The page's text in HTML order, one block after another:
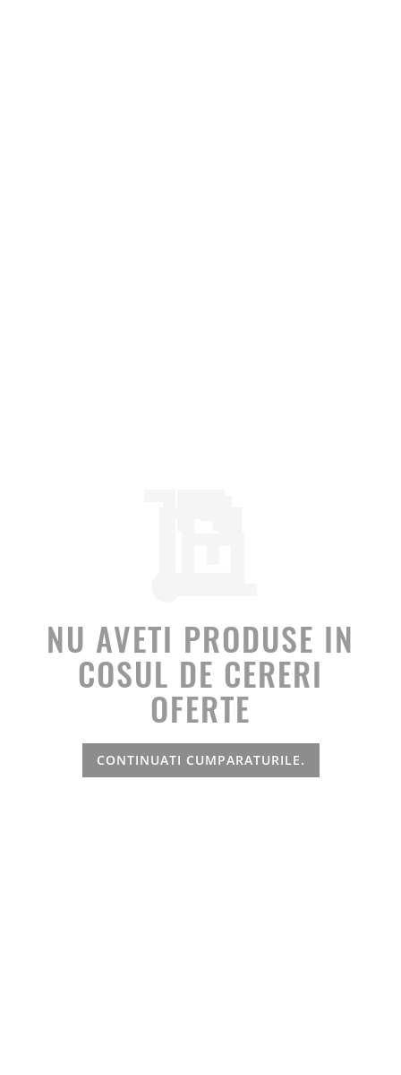
NU AVETI PRODUSE IN
COSUL DE CERERI
OFERTE
CONTINUATI CUMPARATURILE.